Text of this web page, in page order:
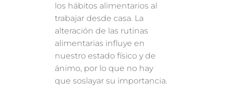
los hábitos alimentarios al
trabajar desde casa. La
alteración de las rutinas
alimentarias influye en
nuestro estado físico y de
ánimo, por lo que no hay
que soslayar su importancia.